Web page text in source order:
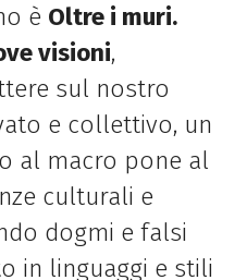
è Oltre i muri.
visioni,
sul nostro
e collettivo, un
al macro pone al
culturali e
dogmi e falsi
in linguaggi e stili